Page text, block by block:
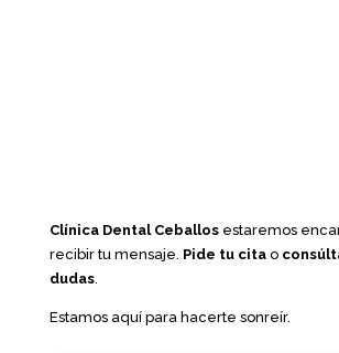
Clínica Dental Ceballosestaremos
recibir tu mensaje. Pide tu citao
dudas.
Estamos aquí para hacerte sonreír.